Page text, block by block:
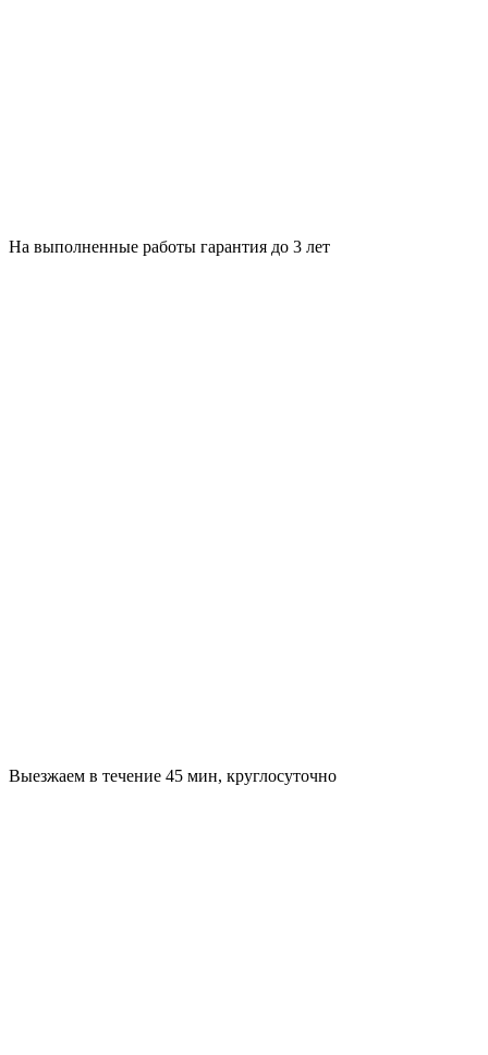
На выполненные работы гарантия до 3 лет
Выезжаем в течение 45 мин, круглосуточно